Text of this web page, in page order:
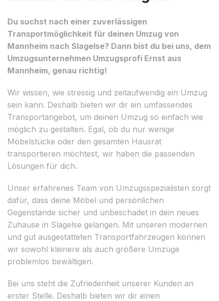
Du suchst nach einer zuverlässigen
Transportmöglichkeit für deinen Umzug von
Mannheim nach Slagelse? Dann bist du bei uns, dem
Umzugsunternehmen Umzugsprofi Ernst aus
Mannheim, genau richtig!
Wir wissen, wie stressig und zeitaufwendig ein Umzug
sein kann. Deshalb bieten wir dir ein umfassendes
Transportangebot, um deinen Umzug so einfach wie
möglich zu gestalten. Egal, ob du nur wenige
Möbelstücke oder den gesamten Hausrat
transportieren möchtest, wir haben die passenden
Lösungen für dich.
Unser erfahrenes Team von Umzugsspezialisten sorgt
dafür, dass deine Möbel und persönlichen
Gegenstände sicher und unbeschadet in dein neues
Zuhause in Slagelse gelangen. Mit unseren modernen
und gut ausgestatteten Transportfahrzeugen können
wir sowohl kleinere als auch größere Umzüge
problemlos bewältigen.
Bei uns steht die Zufriedenheit unserer Kunden an
erster Stelle. Deshalb bieten wir dir einen